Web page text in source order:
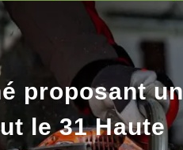
proposant un
le 31 Haute